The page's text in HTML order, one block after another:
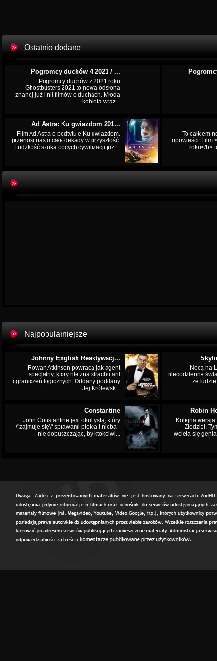
Ostatnio dodane
Pogromcy duchów 4 2021 / ...
Pogromcy duchów z 2021 roku
Ghostbusters 2021 to nowa odsłona
znanej już linii filmów o duchach. Młoda
kobieta wraz...
Ad Astra: Ku gwiazdom 201...
Film Ad Astra o podtytule Ku gwiazdom,
przenosi nas o całe dekady w przyszłość.
Ludzkość szuka obcych cywilizacji już ...
To całkiem
opowieści. Film
roku</b>
Najpopularniejsze
Johnny English Reaktywacj...
Rowan Atkinson powraca jak agent
specjalny, który nie zna strachu ani
ograniczeń logicznych. Oddany poddany
Jej Królewsk...
Nocą na
niecodzienne
że
Constantine
John Constantine jest okultystą, który
\"zajmuje się\" sprawami piekła i nieba -
nie dopuszczając, by ktokolwi...
Robin
Kolejna wersja
Złodziei.
wciela się